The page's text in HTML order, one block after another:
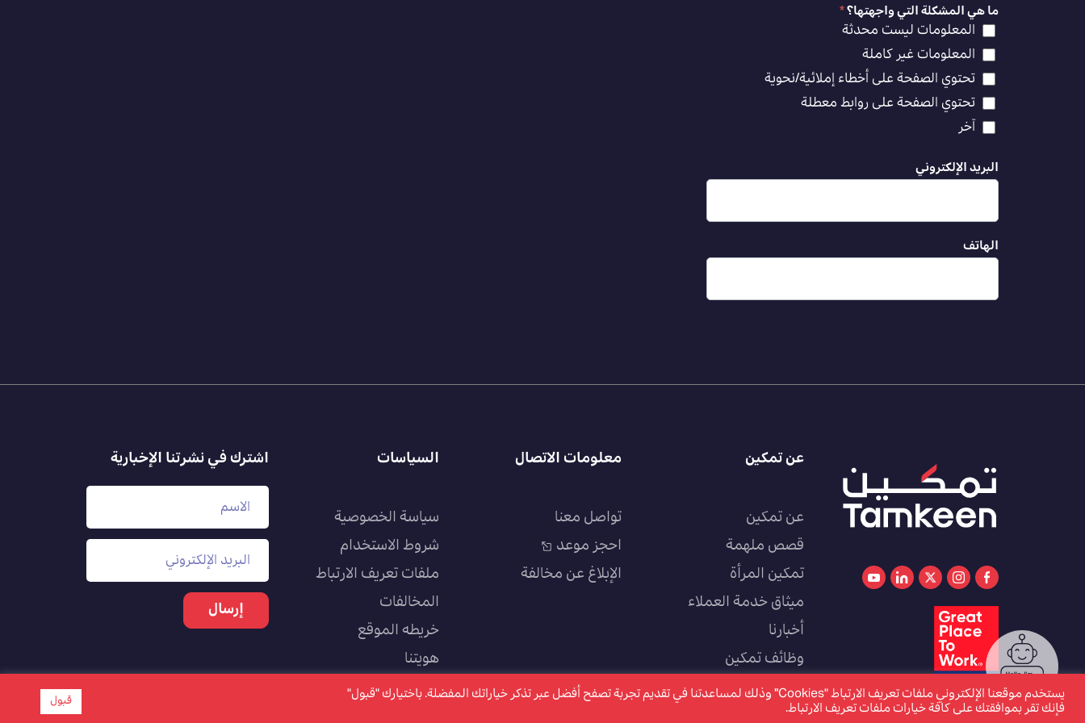
ما هي المشكلة التي واجهتها؟*
المعلومات ليست محدثة
المعلومات غير كاملة
تحتوي الصفحة على أخطاء إملائية/نحوية
تحتوي الصفحة على روابط معطلة
آخر
البريد الإلكتروني
الهاتف
عن تمكين
عن تمكين
قصص ملهمة
تمكين المرأة
ميثاق خدمة العملاء
أخبارنا
وظائف تمكين
كوادر
معلومات الاتصال
تواصل معنا
احجز موعد
الإبلاغ عن مخالفة
السياسات
سياسة الخصوصية
شروط الاستخدام
ملفات تعريف الارتباط
المخالفات
خريطه الموقع
هويتنا
سياسة الجودة
اشترك في نشرتنا الإخبارية
يستخدم موقعنا الإلكتروني ملفات تعريف الارتباط "Cookies" وذلك لمساعدتنا في تقديم تجربة تصفح أفضل عبر تذكر خياراتك المفضلة. باختيارك "قبول"
فإنك تقر بموافقتك على كافة خيارات ملفات تعريف الارتباط. قبول